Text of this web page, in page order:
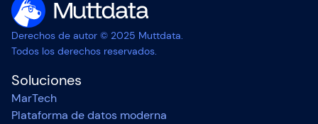
Derechos de autor © 2025 Muttdata.
Todos los derechos reservados.
Soluciones
MarTech
Plataforma de datos moderna